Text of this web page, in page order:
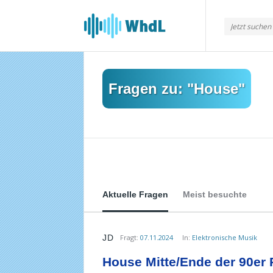
Musikforum
von
Fragen zu: "House"
Aktuelle Fragen Meist besuchte
Musikforum
von
JD Fragt: 07.11.2024 In: Elektronische Musik
House Mitte/Ende der 90er